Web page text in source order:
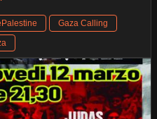
Gaza Calling